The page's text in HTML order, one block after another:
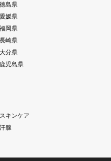
徳島県
愛媛県
福岡県
長崎県
大分県
鹿児島県
スキンケア
汗腺